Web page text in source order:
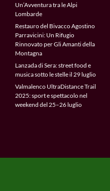
Un’Avventura tra le Alpi
Lombarde
Restauro del Bivacco Agostino
Parravicini: Un Rifugio
Rinnovato per Gli Amanti della
Montagna
Lanzada di Sera: street food e
musica sotto le stelle il 29 luglio
Valmalenco UltraDistance Trail
2025: sport e spettacolo nel
weekend del 25–26 luglio